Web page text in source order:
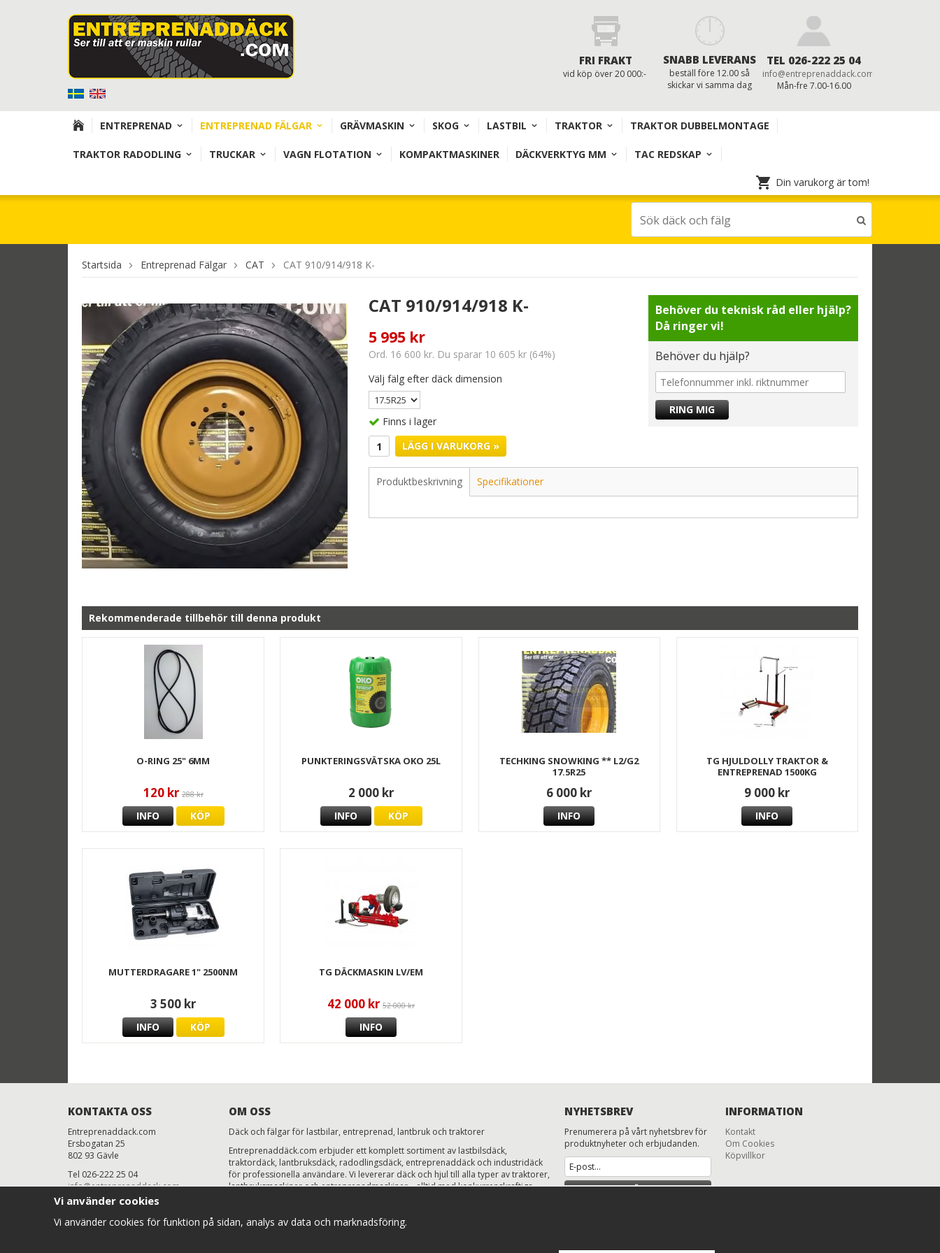
FRI FRAKT
vid köp över 20 000:-
SNABB LEVERANS
beställ före 12.00 så
skickar vi samma dag
TEL 026-222 25 04
info@entreprenaddack.com
Mån-fre 7.00-16.00
ENTREPRENAD ENTREPRENAD FÄLGAR GRÄVMASKIN SKOG LASTBIL TRAKTOR TRAKTOR DUBBELMONTAGE
TRAKTOR RADODLING TRUCKAR VAGN FLOTATION KOMPAKTMASKINER DÄCKVERKTYG MM TAC REDSKAP
Din varukorg är tom!
Startsida Entreprenad Fälgar CAT CAT 910/914/918 K-
Behöver du teknisk råd eller hjälp?
Då ringer vi!
Behöver du hjälp?
CAT 910/914/918 K-
5 995 kr
Ord. 16 600 kr. Du sparar 10 605 kr (64%)
Välj fälg efter däck dimension
Finns i lager
LÄGG I VARUKORG »
Produktbeskrivning Specifikationer
Rekommenderade tillbehör till denna produkt
O-RING 25" 6MM
120 kr 288 kr
INFO KÖP
PUNKTERINGSVÄTSKA OKO 25L
2 000 kr
INFO KÖP
TECHKING SNOWKING ** L2/G2
17.5R25
6 000 kr
INFO
TG HJULDOLLY TRAKTOR &
ENTREPRENAD 1500KG
9 000 kr
INFO
MUTTERDRAGARE 1" 2500NM
3 500 kr
INFO KÖP
TG DÄCKMASKIN LV/EM
42 000 kr 52 000 kr
INFO
KONTAKTA OSS
Entreprenaddack.com
Ersbogatan 25
802 93 Gävle
Tel 026-222 25 04
info@entreprenaddack.com
Mån-Fre 7.00-16.00
INFORMATION
Kontakt
Om Cookies
Köpvillkor
NYHETSBREV
Prenumerera på vårt nyhetsbrev för
produktnyheter och erbjudanden.
ANMÄL MIG
OM OSS
Däck och fälgar för lastbilar, entreprenad, lantbruk och traktorer
Entreprenaddäck.com erbjuder ett komplett sortiment av lastbilsdäck,
traktordäck, lantbruksdäck, radodlingsdäck, entreprenaddäck och industridäck
för professionella användare. Vi levererar däck och hjul till alla typer av traktorer,
lantbruksmaskiner och entreprenadmaskiner – alltid med konkurrenskraftiga
effektivt året runt.
Vi använder cookies
Vi använder cookies för funktion på sidan, analys av data och marknadsföring.